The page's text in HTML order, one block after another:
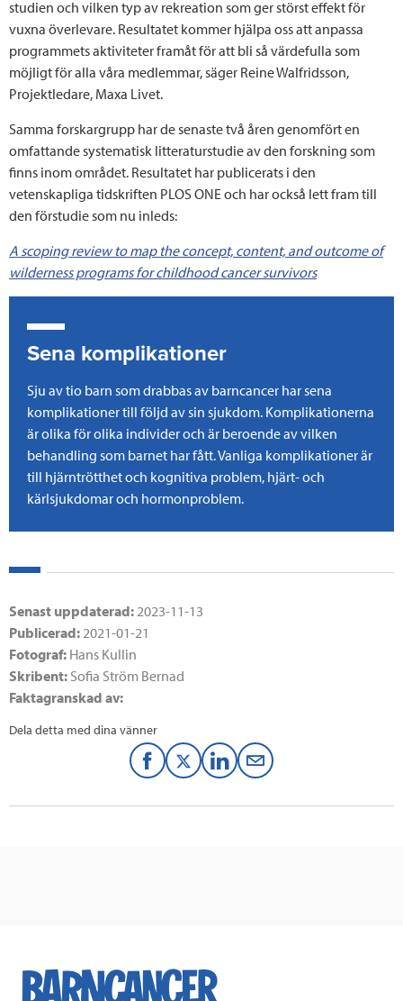
studien och vilken typ av rekreation som ger störst effekt för
vuxna överlevare. Resultatet kommer hjälpa oss att anpassa
programmets aktiviteter framåt för att bli så värdefulla som
möjligt för alla våra medlemmar, säger Reine Walfridsson,
Projektledare, Maxa Livet.
Samma forskargrupp har de senaste två åren genomfört en
omfattande systematisk litteraturstudie av den forskning som
finns inom området. Resultatet har publicerats i den
vetenskapliga tidskriften PLOS ONE och har också lett fram till
den förstudie som nu inleds:
A scoping review to map the concept, content, and outcome of
wilderness programs for childhood cancer survivors
Sena komplikationer
Sju av tio barn som drabbas av barncancer har sena
komplikationer till följd av sin sjukdom. Komplikationerna
är olika för olika individer och är beroende av vilken
behandling som barnet har fått. Vanliga komplikationer är
till hjärntrötthet och kognitiva problem, hjärt- och
kärlsjukdomar och hormonproblem.
Senast uppdaterad: 2023-11-13
Publicerad: 2021-01-21
Fotograf: Hans Kullin
Skribent: Sofia Ström Bernad
Faktagranskad av:
Dela detta med dina vänner
F
o
T
r
L
M